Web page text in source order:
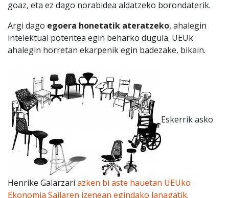
goaz, eta ez dago norabidea aldatzeko borondaterik.
Argi dago egoera honetatik ateratzeko, ahalegin
intelektual potentea egin beharko dugula. UEUk
ahalegin horretan ekarpenik egin badezake, bikain.
Eskerrik asko
Henrike Galarzari azken bi aste hauetan UEUko
Ekonomia Sailaren izenean egindako lanagatik.